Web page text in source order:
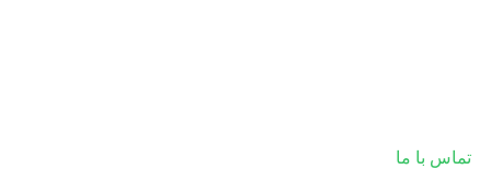
تماس با ما